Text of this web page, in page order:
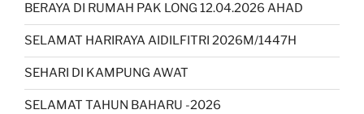
BERAYA DI RUMAH PAK LONG 12.04.2026 AHAD
SELAMAT HARIRAYA AIDILFITRI 2026M/1447H
SEHARI DI KAMPUNG AWAT
SELAMAT TAHUN BAHARU -2026